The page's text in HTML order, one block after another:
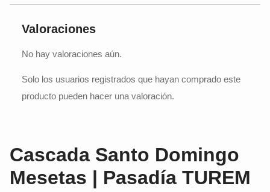
Valoraciones
No hay valoraciones aún.
Solo los usuarios registrados que hayan comprado este
producto pueden hacer una valoración.
Cascada Santo Domingo
Mesetas | Pasadía TUREM